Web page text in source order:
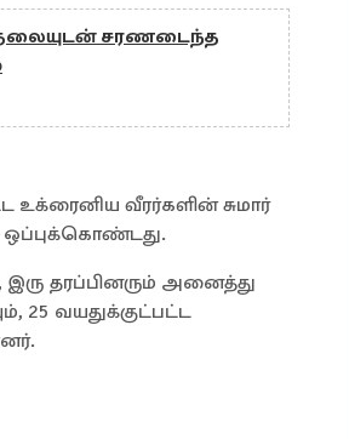
சரணடைந்த
வீரர்களின் சுமார்
தரப்பினரும் அனைத்து
25 வயதுக்குட்பட்ட